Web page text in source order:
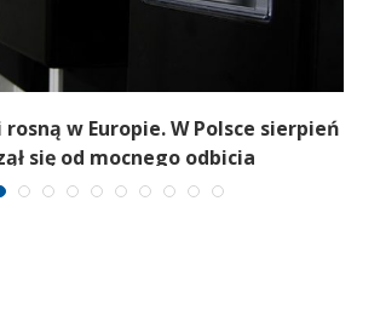
w Europie. W Polsce sierpień
się od mocnego odbicia